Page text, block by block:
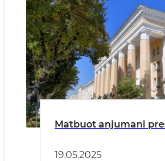
Matbuot anjumani
19.05.2025